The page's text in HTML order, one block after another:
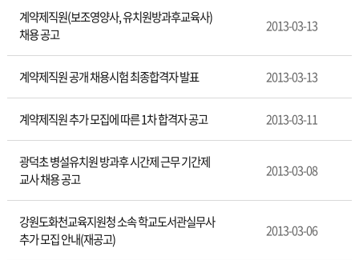
계약제직원(보조영양사, 유치원방과후교육사)
채용 공고
2013-03-13
계약제직원 공개 채용시험 최종합격자 발표 2013-03-13
계약제직원 추가 모집에 따른 1차 합격자 공고 2013-03-11
광덕초 병설유치원 방과후 시간제 근무 기간제
교사 채용 공고
2013-03-08
강원도화천교육지원청 소속 학교도서관실무사
추가 모집 안내(재공고)
2013-03-06